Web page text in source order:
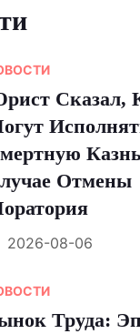
Сказал,
Отмены
2026-08-06
Труда: